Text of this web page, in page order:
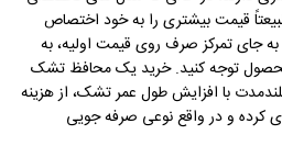
طبیعتاً قیمت بیشتری را به خود اختصاص
جای تمرکز صرف روی قیمت اولیه، به
توجه کنید. خرید یک محافظ تشک
با افزایش طول عمر تشک، از هزینه
کرده و در واقع نوعی صرفه جویی